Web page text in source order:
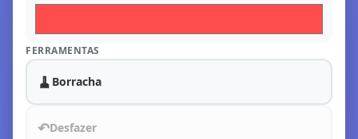
FERRAMENTAS
🧹 Borracha
↶Desfazer